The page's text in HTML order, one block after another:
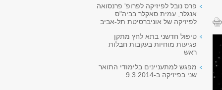
פרס נובל לפיזיקה לפרופ' פרנסואה
אנגלר, עמית סאקלר בביה"ס
לפיזיקה של אוניברסיטת תל-אביב
טיפול חדשני בתא לחץ מתקן
פגיעות מוחיות בעקבות חבלות
ראש
מפגש למתעניינים בלימודי התואר
שני בפיזיקה ב-9.3.2014